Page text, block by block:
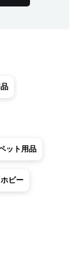
ット用品
ビー